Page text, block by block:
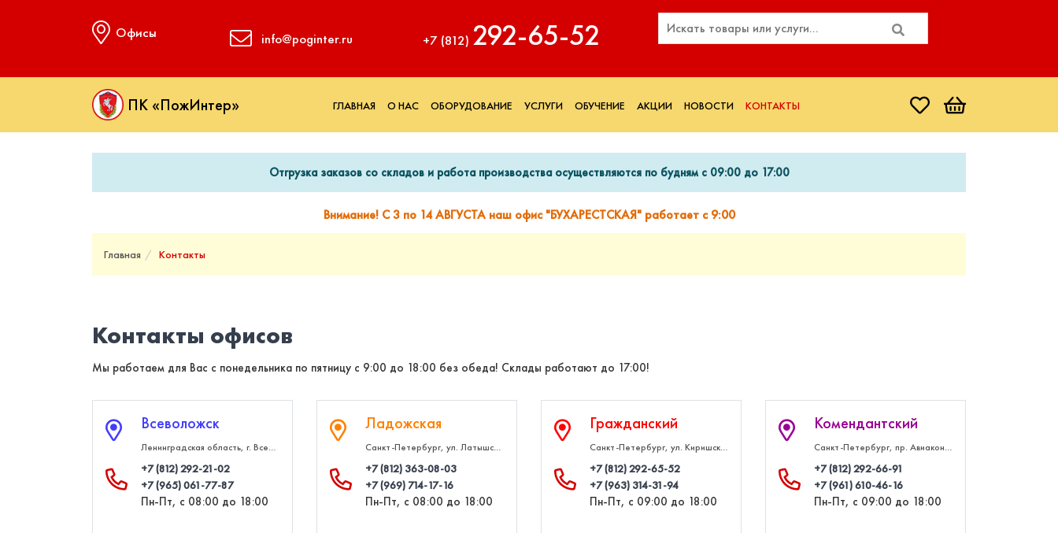
Офисы info@poginter.ru +7 (812) 292‑65‑52
ПК «ПожИнтер» ГЛАВНАЯ О НАС ОБОРУДОВАНИЕ УСЛУГИ ОБУЧЕНИЕ АКЦИИ НОВОСТИ КОНТАКТЫ
Отгрузка заказов со складов и работа производства осуществляются по будням с 09:00 до 17:00
Внимание! С 3 по 14 АВГУСТА наш офис "БУХАРЕСТСКАЯ" работает с 9:00
Главная Контакты
Контакты офисов
Мы работаем для Вас с понедельника по пятницу с 9:00 до 18:00 без обеда! Склады работают до 17:00!
Всеволожск
Ленинградская область, г. Всеволожск, Колтушское шоссе, д. 184, здание ПожИнтер, 2 этаж
+7 (812) 292‑21‑02
+7 (965) 061‑77‑87
Пн-Пт, с 08:00 до 18:00
Ладожская
Санкт-Петербург, ул. Латышских стрелков, д. 31А, БЦ Машоптторг, офис 110 (Выход через железную лестницу на ул. Зольная с Ладожского вокзала временно ЗАКРЫТ)
+7 (812) 363‑08‑03
+7 (969) 714‑17‑16
Пн-Пт, с 08:00 до 18:00
Гражданский
Санкт-Петербург, ул. Киришская, д. 2А, офис 107
+7 (812) 292‑65‑52
+7 (963) 314‑31‑94
Пн-Пт, с 09:00 до 18:00
Комендантский
Санкт-Петербург, пр. Авиаконструкторов, д. 8 корп. 1, лит. В, ТК Солнечный, слева от пункта выдачи Вайлдбериз
+7 (812) 292‑66‑91
+7 (961) 610‑46‑16
Пн-Пт, с 09:00 до 18:00